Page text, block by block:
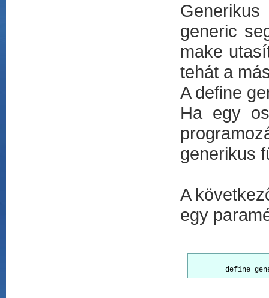
generic
make
tehát a
A define
Ha egy
generikus
A
egy
define